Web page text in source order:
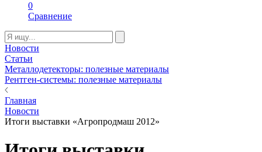
0
Сравнение
Новости
Статьи
Металлодетекторы: полезные материалы
Рентген-системы: полезные материалы
Главная
Новости
Итоги выставки «Агропродмаш 2012»